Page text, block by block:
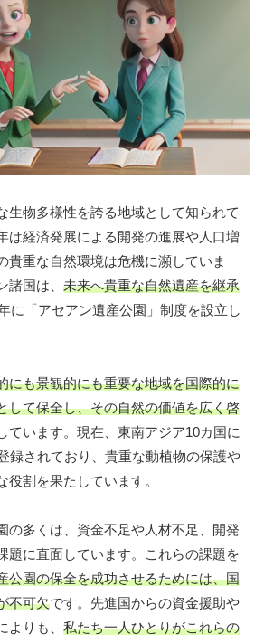
生物多様性を誇る地域として知られて
は経済発展による開発の進展や人口増
貴重な自然環境は危機に瀕していま
諸国は、 未来へ貴重な自然遺産を継承
年に「アセアン遺産公園」制度を設立し
にも景観的にも重要な地域を国際的に
して保全し、その自然の価値を広く啓
ています。現在、東南アジア10カ国に
録されており、貴重な動植物の保護や
割を果たしています。
の多くは、資金不足や人材不足、開発
題に直面しています。これらの課題を
公園の保全を成功させるためには、国
不可欠です。先進国からの資金援助や
よりも、 私たち一人ひとりがこれらの